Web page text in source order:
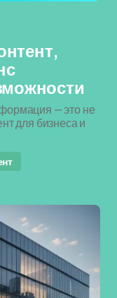
— это не
для бизнеса и